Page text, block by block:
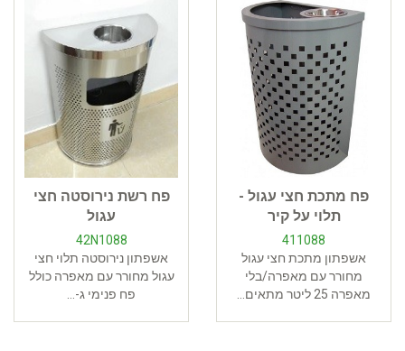
פח מתכת חצי עגול -
תלוי על קיר
411088
אשפתון מתכת חצי עגול
מחורר עם מאפרה/בלי
מאפרה 25 ליטר מתאים...
פח רשת נירוסטה חצי
עגול
42N1088
אשפתון נירוסטה תלוי חצי
עגול מחורר עם מאפרה כולל
פח פנימי ג-...